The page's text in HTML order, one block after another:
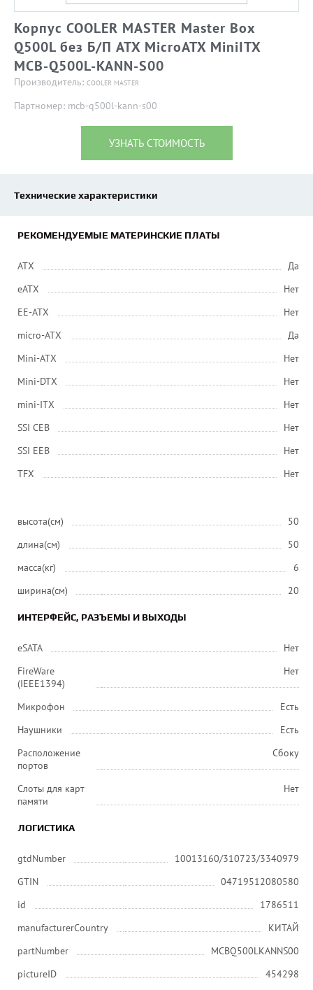
Корпус COOLER MASTER Master Box
Q500L без Б/П ATX MicroATX MiniITX
MCB-Q500L-KANN-S00
Производитель: COOLER MASTER
Партномер: mcb-q500l-kann-s00
УЗНАТЬ СТОИМОСТЬ
Технические характеристики
РЕКОМЕНДУЕМЫЕ МАТЕРИНСКИЕ ПЛАТЫ
ATX
Да
eATX
Нет
EE-ATX
Нет
micro-ATX
Да
Mini-ATX
Нет
Mini-DTX
Нет
mini-ITX
Нет
SSI CEB
Нет
SSI EEB
Нет
ТFХ
Нет
высота(см)
50
длина(см)
50
масса(кг)
6
ширина(см)
20
ИНТЕРФЕЙС, РАЗЪЕМЫ И ВЫХОДЫ
eSATA
Нет
FireWare
(IEEE1394)
Нет
Микрофон
Есть
Наушники
Есть
Расположение
портов
Сбоку
Слоты для карт
памяти
Нет
ЛОГИСТИКА
gtdNumber
10013160/310723/3340979
GTIN
04719512080580
id
1786511
manufacturerCountry
КИТАЙ
partNumber
MCBQ500LKANNS00
pictureID
454298